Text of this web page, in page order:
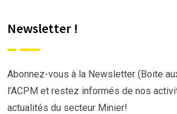
Newsletter !
Abonnez-vous à la Newsletter (Boite
l’ACPM et restez informés de nos
actualités du secteur Minier!